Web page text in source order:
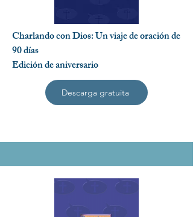
Charlando con Dios: Un viaje de oración de
90 días
Edición de aniversario
Descarga gratuita